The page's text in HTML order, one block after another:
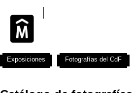
Exposiciones Fotografías del CdF